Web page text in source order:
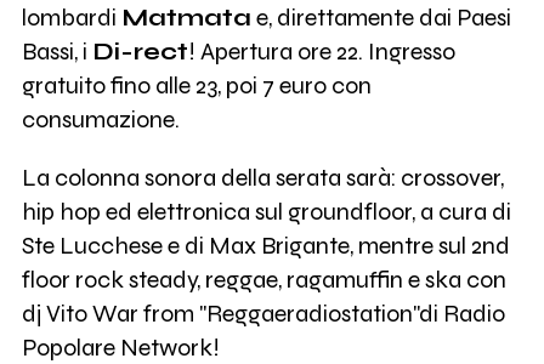
lombardi Matmata e, direttamente dai Paesi
Bassi, i Di-rect! Apertura ore 22. Ingresso
gratuito fino alle 23, poi 7 euro con
consumazione.
La colonna sonora della serata sarà: crossover,
hip hop ed elettronica sul groundfloor, a cura di
Ste Lucchese e di Max Brigante, mentre sul 2nd
floor rock steady, reggae, ragamuffin e ska con
dj Vito War from "Reggaeradiostation"di Radio
Popolare Network!